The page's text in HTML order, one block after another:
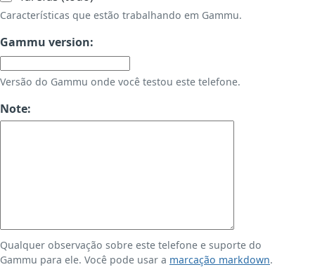
Características que estão trabalhando em Gammu.
Gammu version:
Versão do Gammu onde você testou este telefone.
Note:
Qualquer observação sobre este telefone e suporte do
Gammu para ele. Você pode usar a marcação markdown.